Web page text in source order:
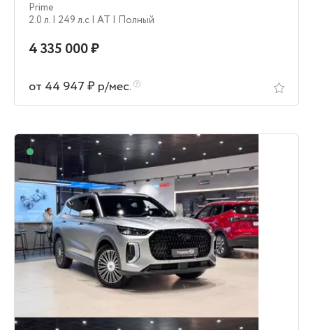
Prime
2.0 л. | 249 л.c | AT | Полный
4 335 000 ₽
от 44 947 ₽ р/мес.
В наличии